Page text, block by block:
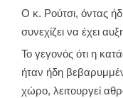
Ο κ. Ρούτσι, όντας
συνεχίζει να έχει
Το γεγονός ότι η
ήταν ήδη
χώρο, λειτουργεί